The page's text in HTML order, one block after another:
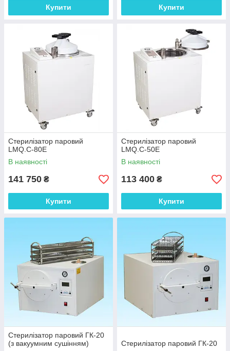
Купити Купити
Стерилізатор паровий
LMQ.C-80E
В наявності
141 750 ₴
Купити
Стерилізатор паровий
LMQ.C-50E
В наявності
113 400 ₴
Купити
Стерилізатор паровий ГК-20
(з вакуумним сушінням)
Стерилізатор паровий ГК-20